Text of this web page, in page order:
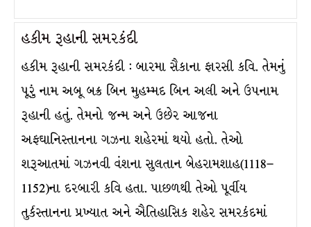
હકીમ રૂહાની સમરકંદી
હકીમ રૂહાની સમરકંદી : બારમા સૈકાના ફારસી કવિ. તેમનું
પૂરું નામ અબૂ બક્ર બિન મુહમ્મદ બિન અલી અને ઉપનામ
રૂહાની હતું. તેમનો જન્મ અને ઉછેર આજના
અફઘાનિસ્તાનના ગઝના શહેરમાં થયો હતો. તેઓ
શરૂઆતમાં ગઝનવી વંશના સુલતાન બેહરામશાહ(1118–
1152)ના દરબારી કવિ હતા. પાછળથી તેઓ પૂર્વીય
તુર્કસ્તાનના પ્રખ્યાત અને ઐતિહાસિક શહેર સમરકંદમાં